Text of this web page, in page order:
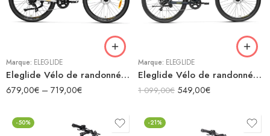
Marque: ELEGLIDE
Eleglide Vélo de randonnée électrique T1 ST
679,00€ – 719,00€
Blanc
Marque: ELEGLIDE
Eleglide Vélo de randonnée électrique T2
1 099,00€ 549,00€
-50% -21%